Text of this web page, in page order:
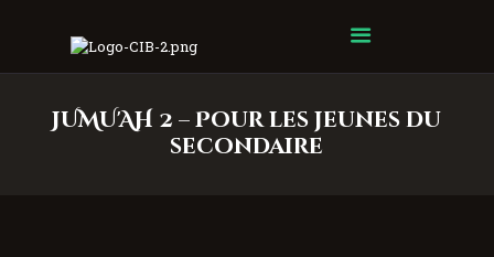
JUMU'AH 2 – Pour les jeunes du
secondaire
Centre Islamique Badr